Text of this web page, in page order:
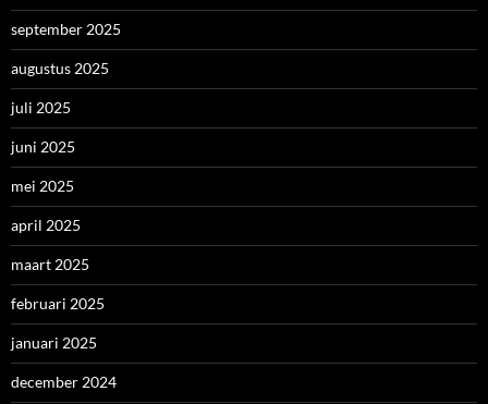
september 2025
augustus 2025
juli 2025
juni 2025
mei 2025
april 2025
maart 2025
februari 2025
januari 2025
december 2024